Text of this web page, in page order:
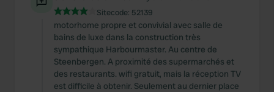
Sitecode: 52139
motorhome propre et convivial avec salle de
bains de luxe dans la construction très
sympathique Harbourmaster. Au centre de
Steenbergen. A proximité des supermarchés et
des restaurants. wifi gratuit, mais la réception TV
est difficile à obtenir. Seulement au dernier place